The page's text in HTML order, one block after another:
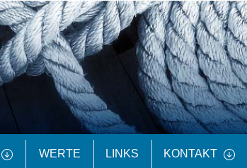
WERTE LINKS KONTAKT